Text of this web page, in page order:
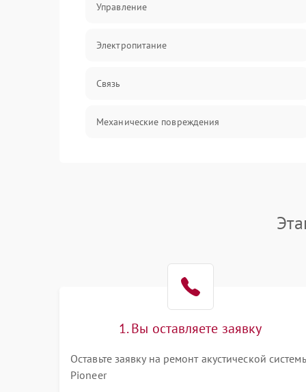
Управление
Электропитание
Связь
Механические повреждения
1. Вы оставляете заявку
Оставьте заявку на ремонт акустической
Pioneer